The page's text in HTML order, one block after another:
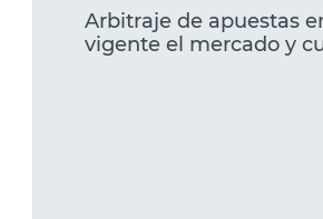
Arbitraje de apuestas
vigente el mercado y